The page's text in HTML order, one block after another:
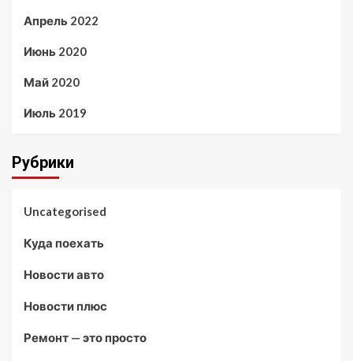
Апрель 2022
Июнь 2020
Май 2020
Июль 2019
Рубрики
Uncategorised
Куда поехать
Новости авто
Новости плюс
Ремонт — это просто